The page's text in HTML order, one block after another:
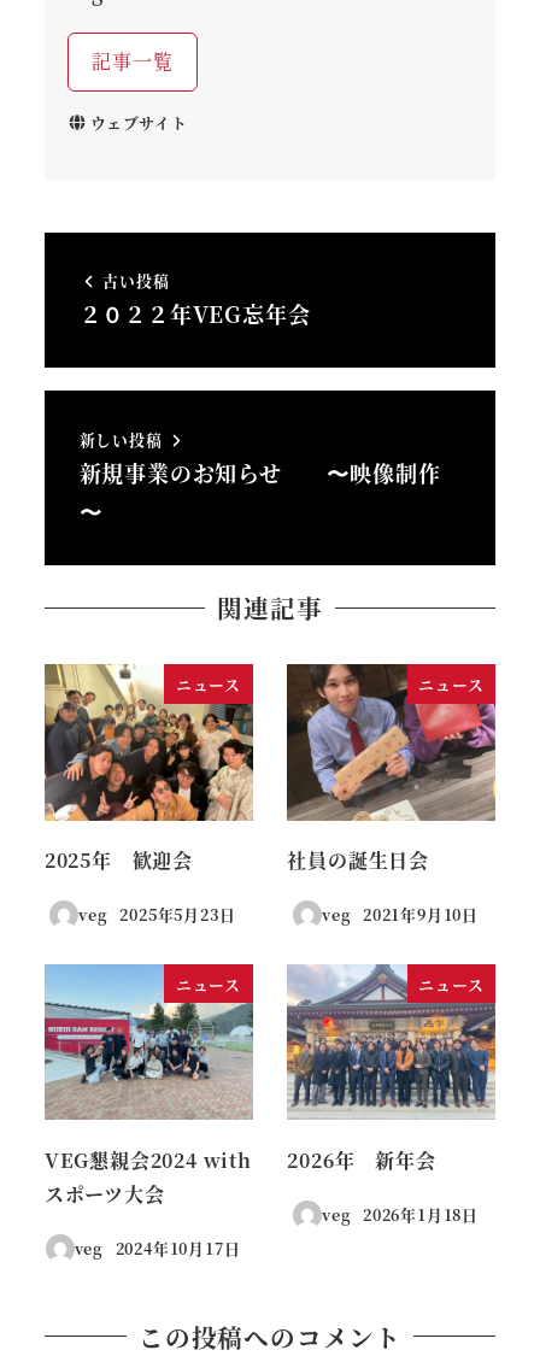
記事一覧
ウェブサイト
古い投稿
２０２２年VEG忘年会
新しい投稿
新規事業のお知らせ 〜映像制作
〜
関連記事
ニュース
2025年 歓迎会
veg
投稿日
2025年5月23日
ニュース
社員の誕生日会
veg
投稿日
2021年9月10日
ニュース
VEG懇親会2024 with
スポーツ大会
veg
投稿日
2024年10月17日
ニュース
2026年 新年会
veg
投稿日
2026年1月18日
この投稿へのコメント